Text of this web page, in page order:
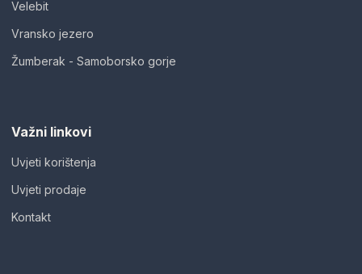
Velebit
Vransko jezero
Žumberak - Samoborsko gorje
Važni linkovi
Uvjeti korištenja
Uvjeti prodaje
Kontakt